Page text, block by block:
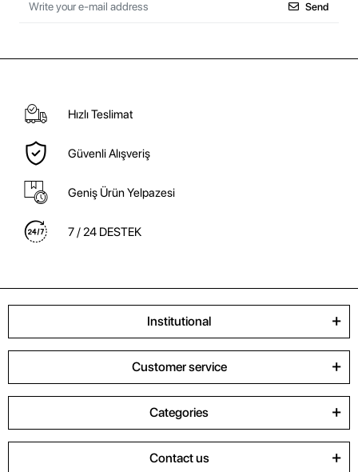
Send
Hızlı Teslimat
Güvenli Alışveriş
Geniş Ürün Yelpazesi
7 / 24 DESTEK
Institutional
Customer service
Categories
Contact us